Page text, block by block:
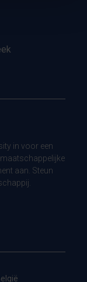
in voor een
aan. Steun